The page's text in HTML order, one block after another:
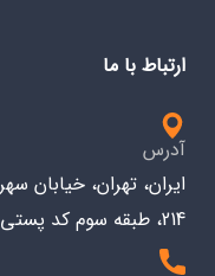
ارتباط با ما
آدرس
ایران، تهران، خیابان
214، طبقه سوم کد پستی: 1533743914